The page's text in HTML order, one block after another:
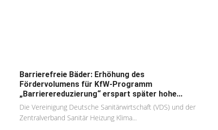
Barrierefreie Bäder: Erhöhung des
Fördervolumens für KfW-Programm
„Barrierereduzierung“ erspart später hohe...
Die Vereinigung Deutsche Sanitärwirtschaft (VDS) und der
Zentralverband Sanitär Heizung Klima...